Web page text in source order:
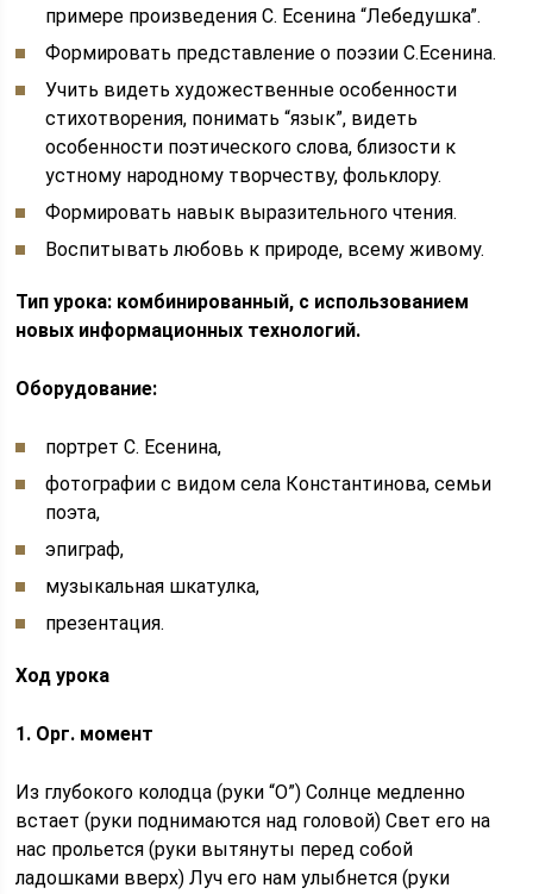
примере произведения С. Есенина “Лебедушка”.
Формировать представление о поэзии С.Есенина.
Учить видеть художественные особенности
стихотворения, понимать “язык”, видеть
особенности поэтического слова, близости к
устному народному творчеству, фольклору.
Формировать навык выразительного чтения.
Воспитывать любовь к природе, всему живому.
Тип урока: комбинированный, с использованием
новых информационных технологий.
Оборудование:
портрет С. Есенина,
фотографии с видом села Константинова, семьи
поэта,
эпиграф,
музыкальная шкатулка,
презентация.
Ход урока
1. Орг. момент
Из глубокого колодца (руки “О”) Солнце медленно
встает (руки поднимаются над головой) Свет его на
нас прольется (руки вытянуты перед собой
ладошками вверх) Луч его нам улыбнется (руки